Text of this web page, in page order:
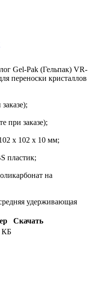
Gel-Pak (Гельпак) VR-
переноски кристаллов
при заказе);
х 102 х 10 мм;
пластик;
на
удерживающая
Скачать
КБ